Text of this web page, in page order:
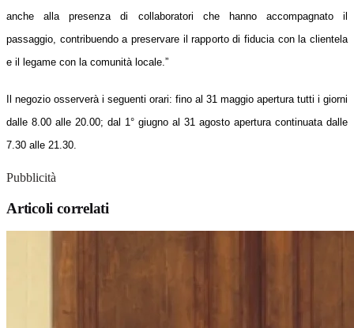
anche alla presenza di collaboratori che hanno accompagnato il
passaggio, contribuendo a preservare il rapporto di fiducia con la clientela
e il legame con la comunità locale.”
Il negozio osserverà i seguenti orari: fino al 31 maggio apertura tutti i giorni
dalle 8.00 alle 20.00; dal 1° giugno al 31 agosto apertura continuata dalle
7.30 alle 21.30.
Pubblicità
Articoli correlati